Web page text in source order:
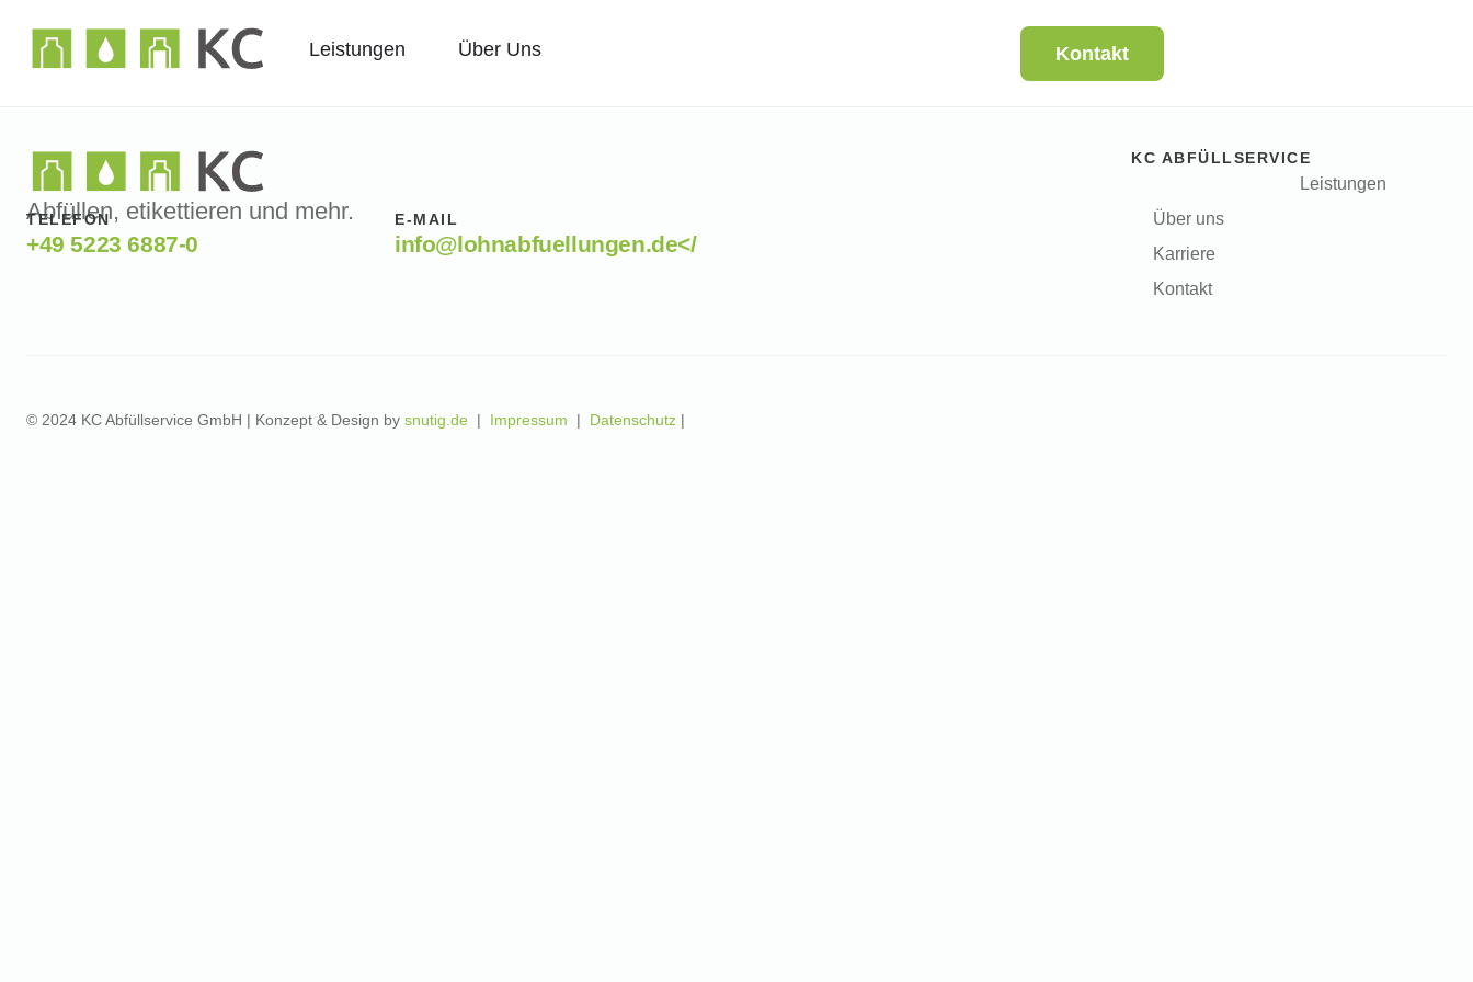
Leistungen Über Uns Kontakt
Abfüllen, etikettieren und mehr.
TELEFON
+49 5223 6887-0
E-MAIL
info@lohnabfuellungen.de</
KC ABFÜLLSERVICE
Leistungen
Über uns
Karriere
Kontakt
© 2024 KC Abfüllservice GmbH | Konzept & Design by snutig.de | Impressum | Datenschutz |